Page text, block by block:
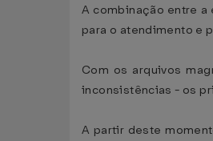
A combinação entre
para o atendimento e
Com os arquivos
inconsistências - os
A partir deste